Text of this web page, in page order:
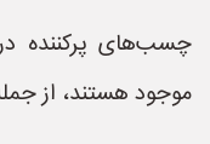
چسب‌های پرکننده
موجود هستند، از